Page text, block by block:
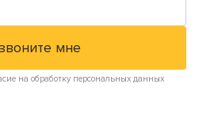
на обработку персональных данных